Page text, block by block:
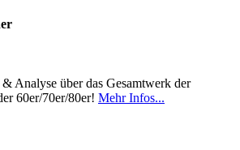
Analyse über das Gesamtwerk der
60er/70er/80er! Mehr Infos...